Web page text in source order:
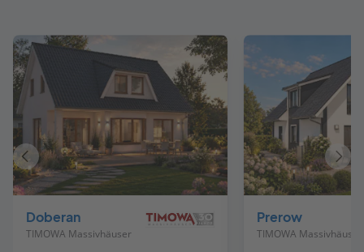
Doberan
TIMOWA Massivhäuser
Prerow
TIMOWA Massivhäuser
Vorheriges
Haus
Haus